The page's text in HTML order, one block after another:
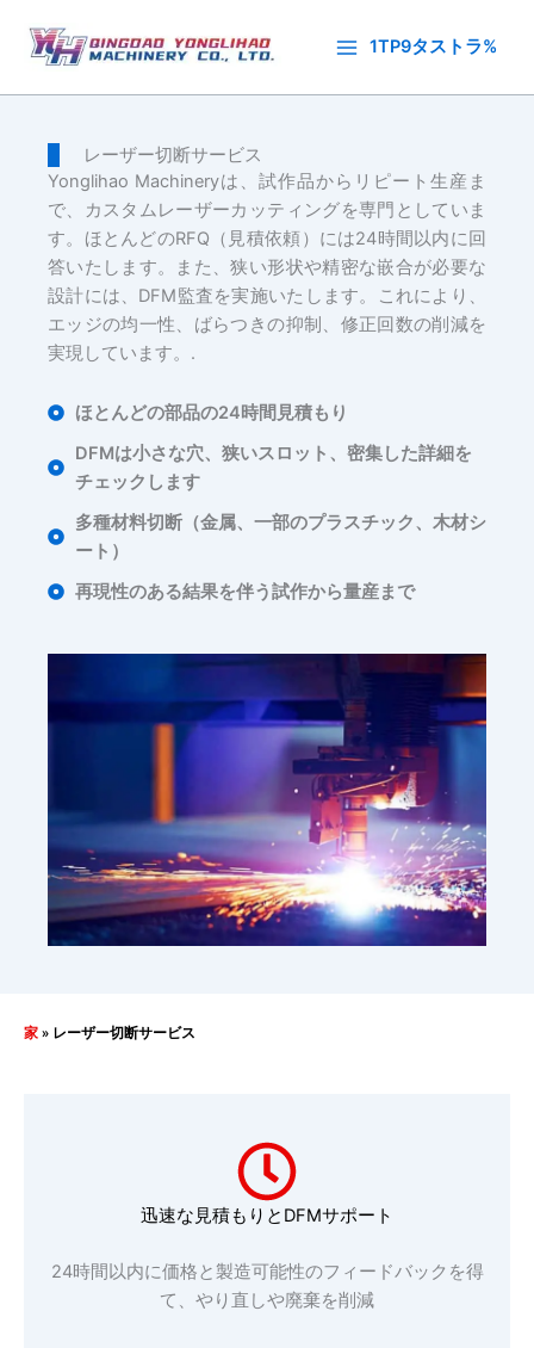
ス
1TP9タストラ%
レーザー切断サービス
Yonglihao Machineryは、試作品からリピート生産ま
で、カスタムレーザーカッティングを専門としていま
す。ほとんどのRFQ（見積依頼）には24時間以内に回
答いたします。また、狭い形状や精密な嵌合が必要な
設計には、DFM監査を実施いたします。これにより、
エッジの均一性、ばらつきの抑制、修正回数の削減を
実現しています。.
ほとんどの部品の24時間見積もり
DFMは小さな穴、狭いスロット、密集した詳細を
チェックします
多種材料切断（金属、一部のプラスチック、木材シ
ート）
再現性のある結果を伴う試作から量産まで
家» レーザー切断サービス
迅速な見積もりとDFMサポート
24時間以内に価格と製造可能性のフィードバックを得
て、やり直しや廃棄を削減